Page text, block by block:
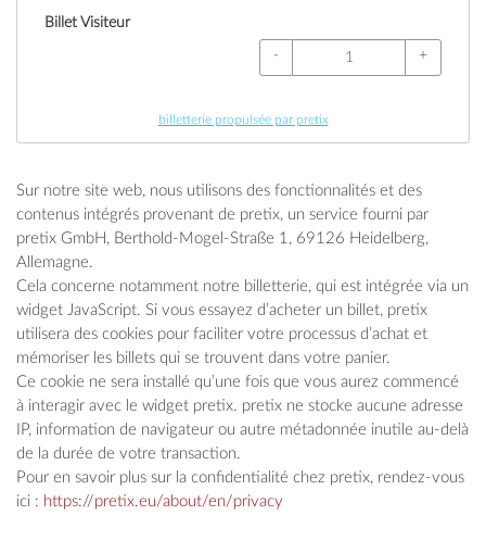
Billet Visiteur
- +
billetterie propulsée par pretix
Sur notre site web, nous utilisons des fonctionnalités et des
contenus intégrés provenant de pretix, un service fourni par
pretix GmbH, Berthold-Mogel-Straße 1, 69126 Heidelberg,
Allemagne.
Cela concerne notamment notre billetterie, qui est intégrée via un
widget JavaScript. Si vous essayez d’acheter un billet, pretix
utilisera des cookies pour faciliter votre processus d’achat et
mémoriser les billets qui se trouvent dans votre panier.
Ce cookie ne sera installé qu’une fois que vous aurez commencé
à interagir avec le widget pretix. pretix ne stocke aucune adresse
IP, information de navigateur ou autre métadonnée inutile au-delà
de la durée de votre transaction.
Pour en savoir plus sur la confidentialité chez pretix, rendez-vous
ici : https://pretix.eu/about/en/privacy